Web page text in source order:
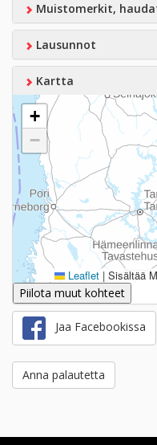
Muistomerkit,
Lausunnot
Kartta
+
−
Leaflet | Sisältää
Piilota muut kohteet
Jaa Facebookissa
Anna palautetta